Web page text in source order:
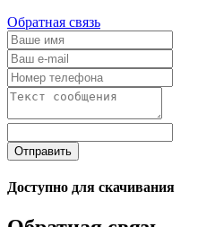
Обратная связь
Отправить
Доступно для скачивания